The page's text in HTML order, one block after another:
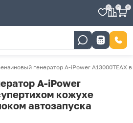
0 0 0
генератор A-iPower
A-iPower
кожухе
автозапуска